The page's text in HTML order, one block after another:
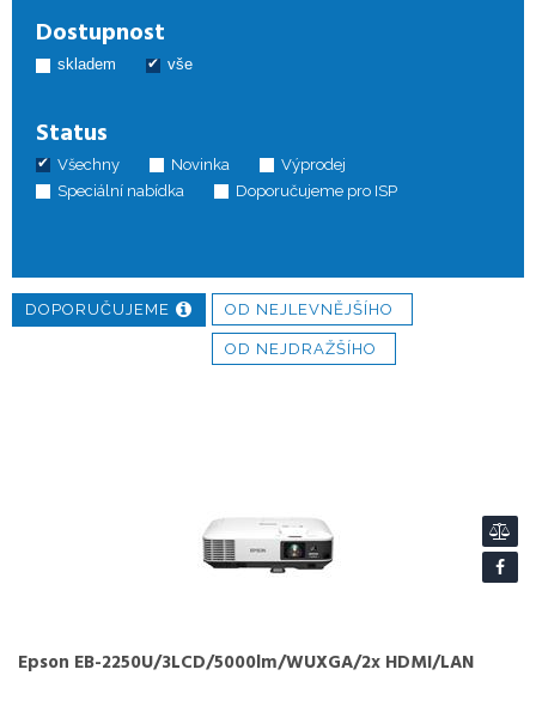
Dostupnost
skladem vše
Status
Všechny Novinka
Výprodej
Speciální nabídka
Doporučujeme pro ISP
DOPORUČUJEME OD NEJLEVNĚJŠÍHO
OD NEJDRAŽŠÍHO
Epson EB-2250U/3LCD/5000lm/WUXGA/2x HDMI/LAN